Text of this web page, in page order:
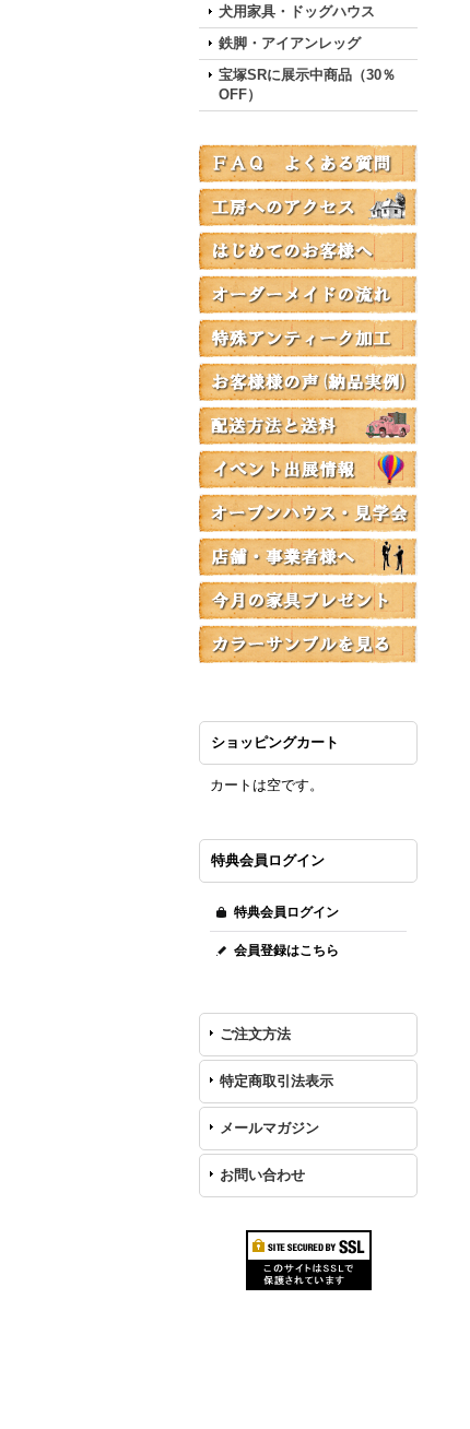
犬用家具・ドッグハウス
鉄脚・アイアンレッグ
宝塚SRに展示中商品（30％
OFF）
ショッピングカート
カートは空です。
特典会員ログイン
特典会員ログイン
会員登録はこちら
ご注文方法
特定商取引法表示
メールマガジン
お問い合わせ